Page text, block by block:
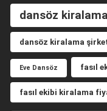
dansöz
dansöz kiralama
Eve Dansöz fasıl
fasıl ekibi kiralama